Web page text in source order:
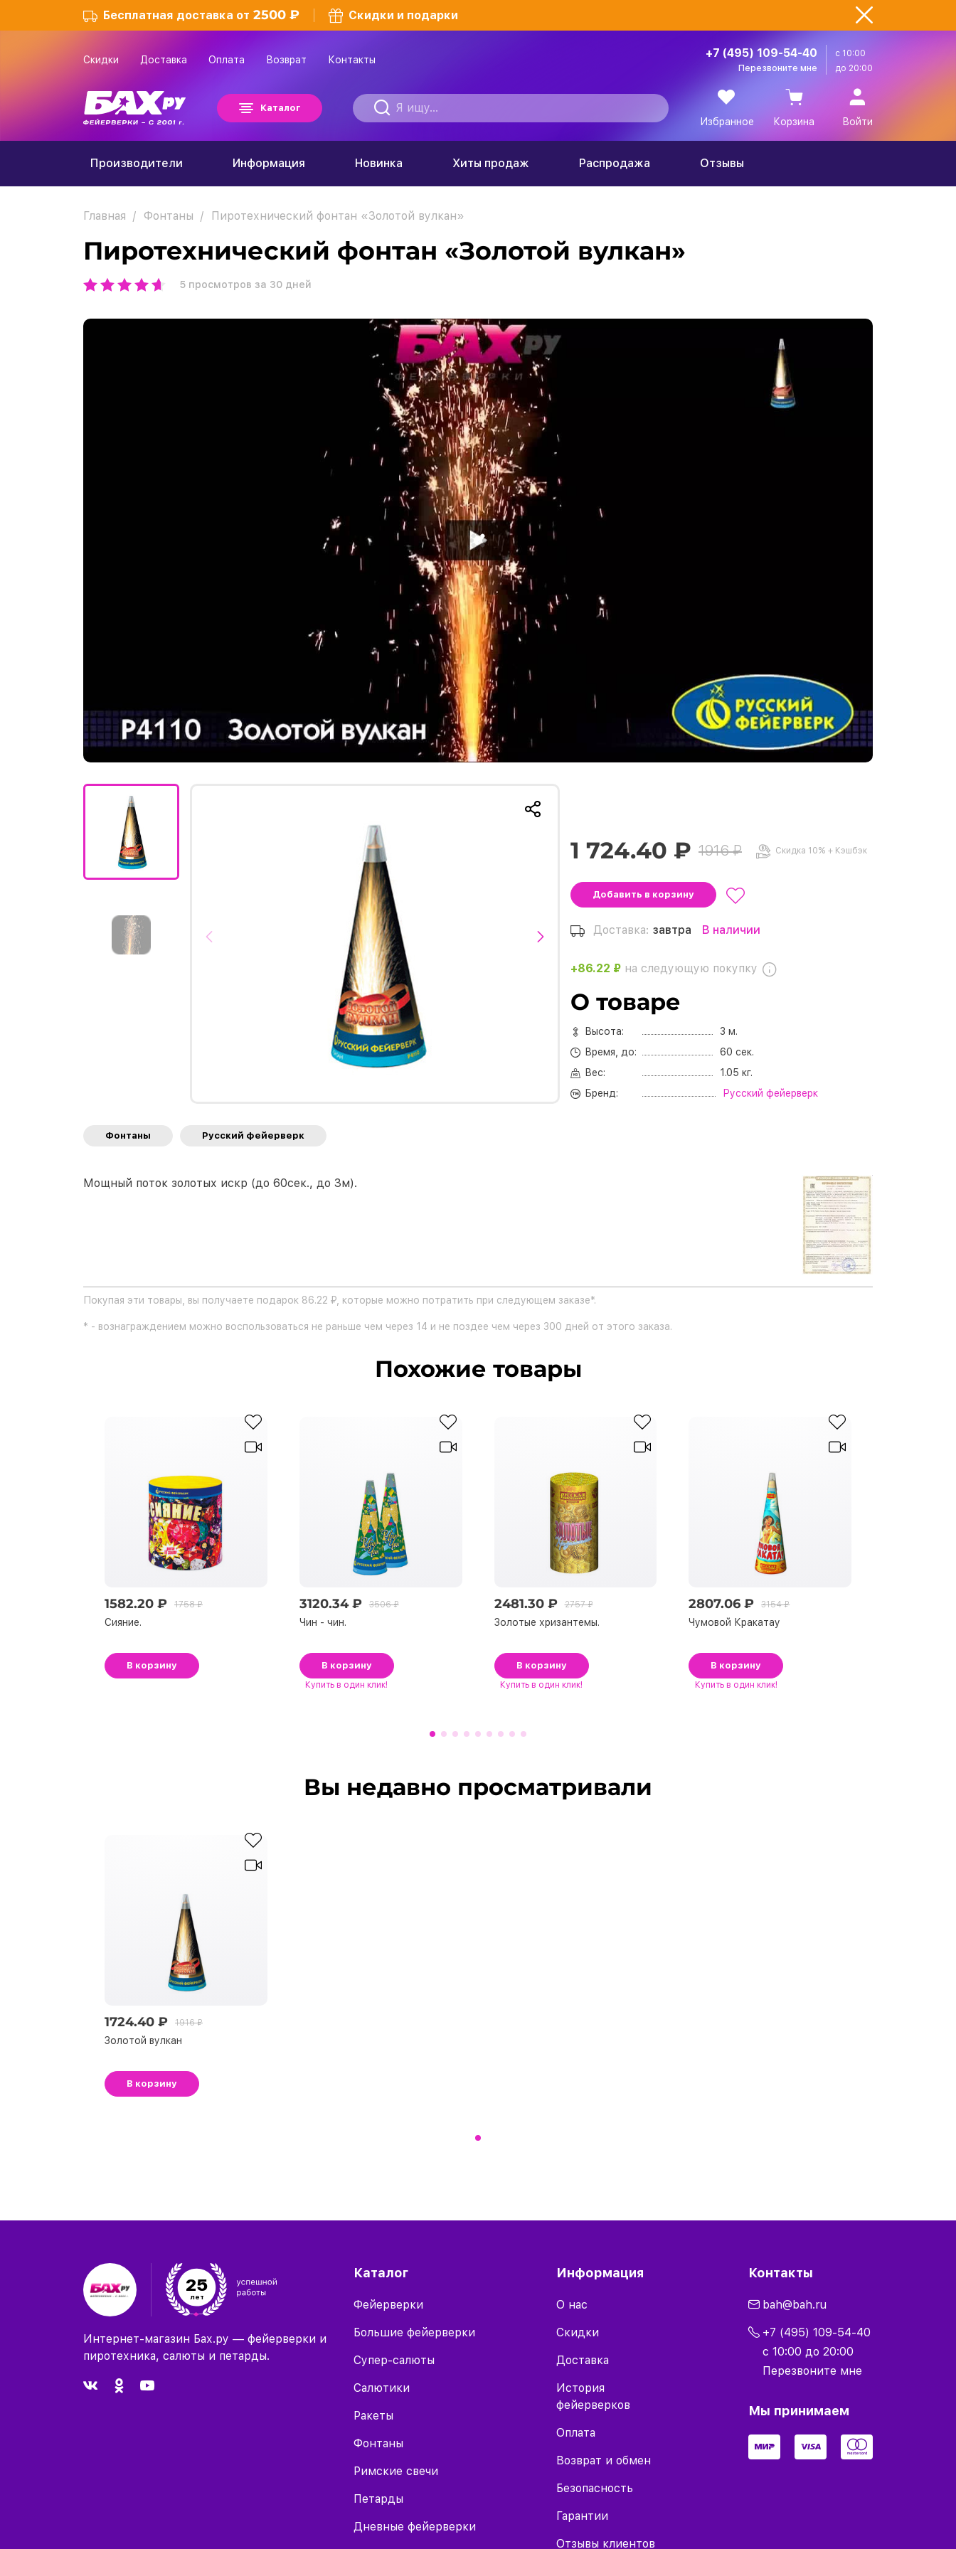
Бесплатная доставка от 2500 ₽ Скидки и подарки
Скидки Доставка Оплата Возврат Контакты +7 (495) 109-54-40
Перезвоните мне
с 10:00
до 20:00
Каталог
Избранное Корзина Войти
Производители Информация Новинка Хиты продаж Распродажа Отзывы
Главная Фонтаны Пиротехнический фонтан «Золотой вулкан»
Пиротехнический фонтан «Золотой вулкан»
5 просмотров за 30 дней
1 724.40 ₽ 1916 ₽ Скидка 10% + Кэшбэк
Добавить в корзину
Доставка: завтра В наличии
+86.22 ₽ на следующую покупку
О товаре
Высота:
3 м.
Время, до:
60 сек.
Вес:
1.05 кг.
Бренд:
Русский фейерверк
Фонтаны Русский фейерверк
Мощный поток золотых искр (до 60сек., до 3м).
Покупая эти товары, вы получаете подарок 86.22 ₽, которые можно потратить при следующем заказе*.
* - вознаграждением можно воспользоваться не раньше чем через 14 и не поздее чем через 300 дней от этого заказа.
Похожие товары
1582.20 ₽ 1758 ₽
Сияние.
В корзину
3120.34 ₽ 3506 ₽
Чин - чин.
В корзину
Купитьв один клик!
2481.30 ₽ 2757 ₽
Золотые хризантемы.
В корзину
Купить в один клик!
2807.06 ₽ 3154 ₽
Чумoвoй Крaкaтaу
В корзину
Купить в один клик!
Вы недавно просматривали
1724.40 ₽ 1916 ₽
Золотой вулкан
В корзину
25
лет
Интернет-магазин Бах.ру — фейерверки и
пиротехника, салюты и петарды.
Каталог
Фейерверки
Большие фейерверки
Супер-салюты
Салютики
Ракеты
Фонтаны
Римские свечи
Петарды
Дневные фейерверки
Информация
О нас
Скидки
Доставка
История
фейерверков
Оплата
Возврат и обмен
Безопасность
Гарантии
Отзывы клиентов
Контакты
bah@bah.ru
+7 (495) 109-54-40
с 10:00 до 20:00
Перезвоните мне
Мы принимаем